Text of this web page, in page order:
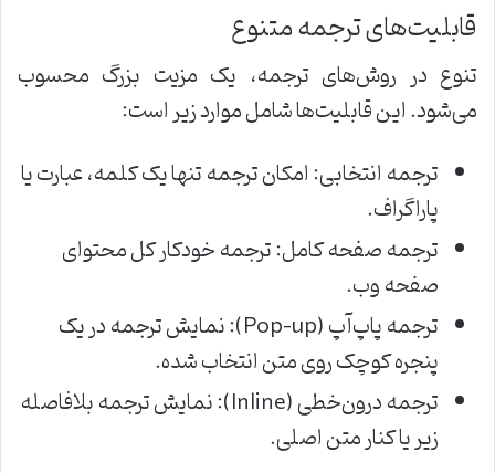
قابلیت‌های ترجمه متنوع
تنوع در روش‌های ترجمه، یک مزیت بزرگ محسوب
می‌شود. این قابلیت‌ها شامل موارد زیر است:
ترجمه انتخابی: امکان ترجمه تنها یک کلمه، عبارت یا
پاراگراف.
ترجمه صفحه کامل: ترجمه خودکار کل محتوای
صفحه وب.
ترجمه پاپ‌آپ (Pop-up): نمایش ترجمه در یک
پنجره کوچک روی متن انتخاب شده.
ترجمه درون‌خطی (Inline): نمایش ترجمه بلافاصله
زیر یا کنار متن اصلی.